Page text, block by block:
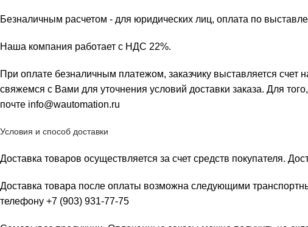
Безналичным расчетом - для юридических лиц, оплата по
Наша компания работает с НДС 22%.
При оплате безналичным платежом, заказчику выставляется счет
свяжемся с Вами для уточнения условий доставки заказа. Для
почте info@wautomation.ru
Условия и способ доставки
Доставка товаров осуществляется за счет средств покупателя.
Доставка товара после оплаты возможна следующими
телефону +7 (903) 931-77-75